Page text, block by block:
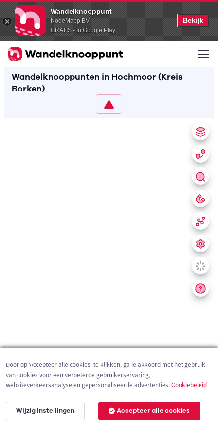
Wandelknooppunt
NodeMapp BV
GRATIS - In Google Play
Bekijk
Wandelknooppunten in Hochmoor (Kreis
Borken)
200 m
Door op 'Accepteer alle cookies' te klikken, ga je akkoord met het gebruik
van cookies voor een verbeterde gebruikerservaring,
websiteverkeersanalyse en gepersonaliseerde advertenties.Cookiebeleid
Wijzig instellingen Accepteer alle cookies